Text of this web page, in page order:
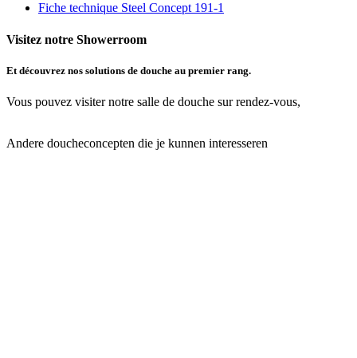
Fiche technique Steel Concept 191-1
Visitez notre Showerroom
Et découvrez nos solutions de douche au premier rang.
Vous pouvez visiter notre salle de douche sur rendez-vous,
Andere doucheconcepten die je kunnen interesseren